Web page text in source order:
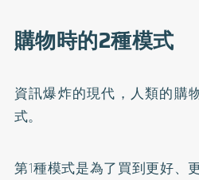
購物時的2種模式
資訊爆炸的現代，人類的購
式。
第1種模式是為了買到更好、